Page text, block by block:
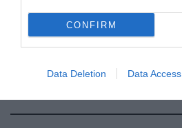
CONFIRM
Data Deletion Data Access